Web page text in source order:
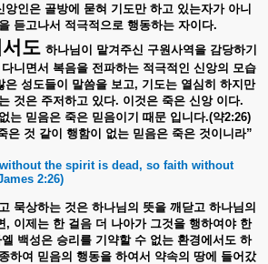
앙인은 골방에 묻혀 기도만 하고 있는자가 아니
듣고나서 적극적으로 행동하는 자이다.
도 하나님이 맡겨주신 구원사역을 감당하기
다니면서 복음을 전파하는 적극적인 신앙의 모습
은 성도들이 말씀을 보고, 기도는 열심히 하지만
것은 주저하고 있다. 이것은 죽은 신앙 이다.
없는 믿음은 죽은 믿음이기 때문 입니다.(약2:26)
은 것 같이 행함이 없는 믿음은 죽은 것이니라”
the spirit is dead, so faith without
2:26)
묵상하는 것은 하나님의 뜻을 깨닫고 하나님의
, 이제는 한 걸음 더 나아가 그것을 행하여야 한
백성은 승리를 기약할 수 없는 환경에서도 하
하여 믿음의 행동을 하여서 약속의 땅에 들어갔